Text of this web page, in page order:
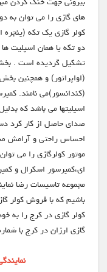
های گازی را می توان به
کولر گازی یک تکه (پنجره
دو تکه یا همان اسپلیت
تشکیل گردیده است . بخش
(اواپراتور) و همچنین
(كندانسور)می نامند.
اسپلیتها می باشد که
صدای حاصل از کار کرد
احساس راحتی و آرامش
موتور کولرگازی را می
ای،کمپرسور اسکرال و
مجموعه تاسیسات رضا
باشیم که با فروش کولر
کولر گازی در کرج را به
گازی ارزان در کرج با